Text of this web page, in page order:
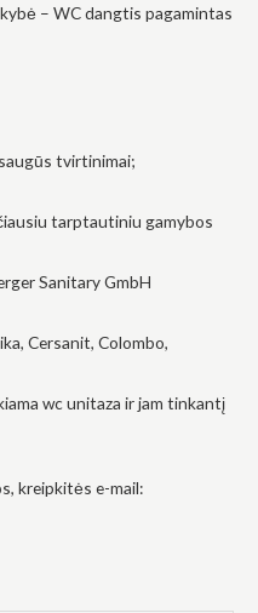
– WC dangtis pagamintas
tvirtinimai;
tarptautiniu gamybos
Sanitary GmbH
Cersanit, Colombo,
wc unitaza ir jam tinkantį
kreipkitės e-mail: